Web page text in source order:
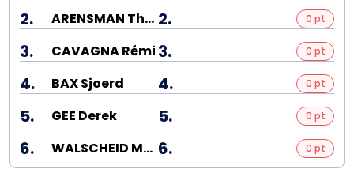
2. ARENSMAN Thymen 2. 0 pt
3. CAVAGNA Rémi 3. 0 pt
4. BAX Sjoerd 4. 0 pt
5. GEE Derek 5. 0 pt
6. WALSCHEID Max 6. 0 pt